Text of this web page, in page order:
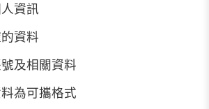
資訊
資料
及相關資料
為可攜格式